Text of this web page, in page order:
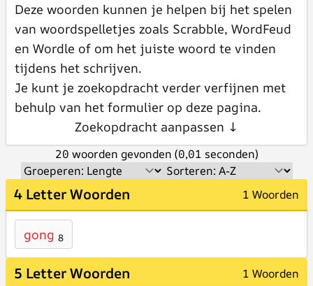
Deze woorden kunnen je helpen bij het spelen
van woordspelletjes zoals Scrabble, WordFeud
en Wordle of om het juiste woord te vinden
tijdens het schrijven.
Je kunt je zoekopdracht verder verfijnen met
behulp van het formulier op deze pagina.
Zoekopdracht aanpassen ↓
20 woorden gevonden (0,01 seconden)
4 Letter Woorden 1 Woorden
gong 8
5 Letter Woorden 1 Woorden